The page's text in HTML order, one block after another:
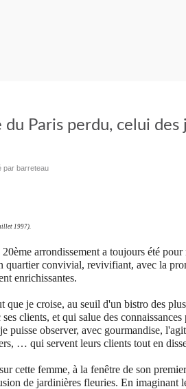
du Paris perdu, celui des
par barreteau
1997).
arrondissement a toujours été
convivial, revivifiant, avec la
enrichissantes.
que je croise, au seuil d'un bistro des
clients, et qui salue des
puisse observer, avec gourmandise,
… qui servent leurs clients tout en
cette femme, à la fenêtre de son
de jardinières fleuries. En imaginant